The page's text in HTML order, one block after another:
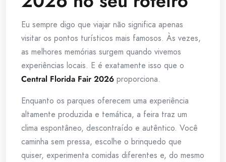
Eu sempre digo que viajar não significa apenas
visitar os pontos turísticos mais famosos. Às vezes,
as melhores memórias surgem quando vivemos
experiências locais. E é exatamente isso que o
Central Florida Fair 2026 proporciona.
Enquanto os parques oferecem uma experiência
altamente produzida e temática, a feira traz um
clima espontâneo, descontraído e autêntico. Você
caminha sem pressa, escolhe o brinquedo que
quiser, experimenta comidas diferentes e, do mesmo